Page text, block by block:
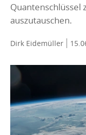
Quantenschlüssel
auszutauschen.
Dirk Eidemüller